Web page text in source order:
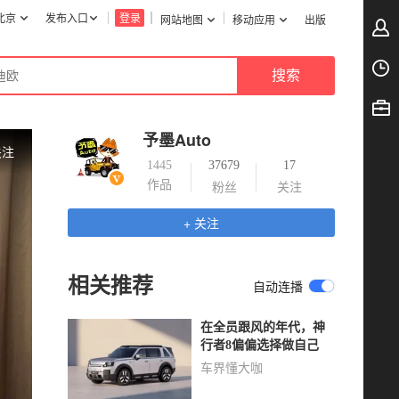
网站地图 移动应用 出版
登录
发布入口
京
予墨Auto
1445
作品
37679
粉丝
17
关注
+ 关注
相关推荐 自动连播
在全员跟风的年代，神
行者8偏偏选择做自己
车界懂大咖